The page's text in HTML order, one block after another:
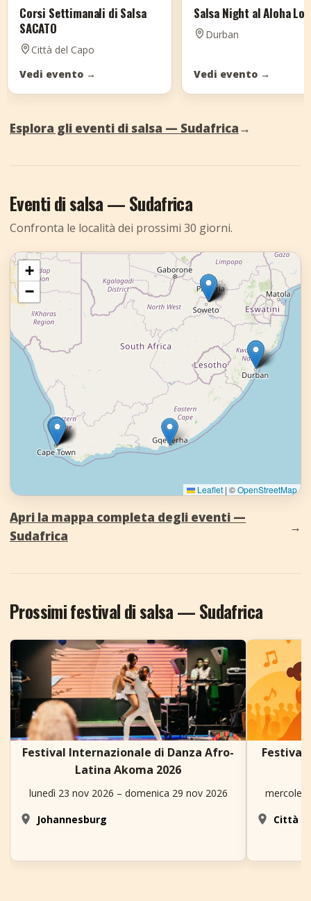
Corsi Settimanali di Salsa
SACATO
Città del Capo
Vedi evento →
Salsa Night al Aloha
Durban
Vedi evento →
Esplora gli eventi di salsa — Sudafrica→
Eventi di salsa — Sudafrica
Confronta le località dei prossimi 30 giorni.
+
−
Leaflet | ©OpenStreetMap
Apri la mappa completa degli eventi —
Sudafrica
→
Prossimi festival di salsa — Sudafrica
Festival Internazionale di Danza Afro-
Latina Akoma 2026
lunedì 23 nov 2026 – domenica 29 nov 2026
Johannesburg
Festival
Città